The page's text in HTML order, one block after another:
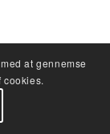
at gennemse
cookies.